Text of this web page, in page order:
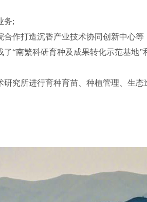
;
业技术协同创新中心
果转化示范基地”和“
、种植管理、生态造香